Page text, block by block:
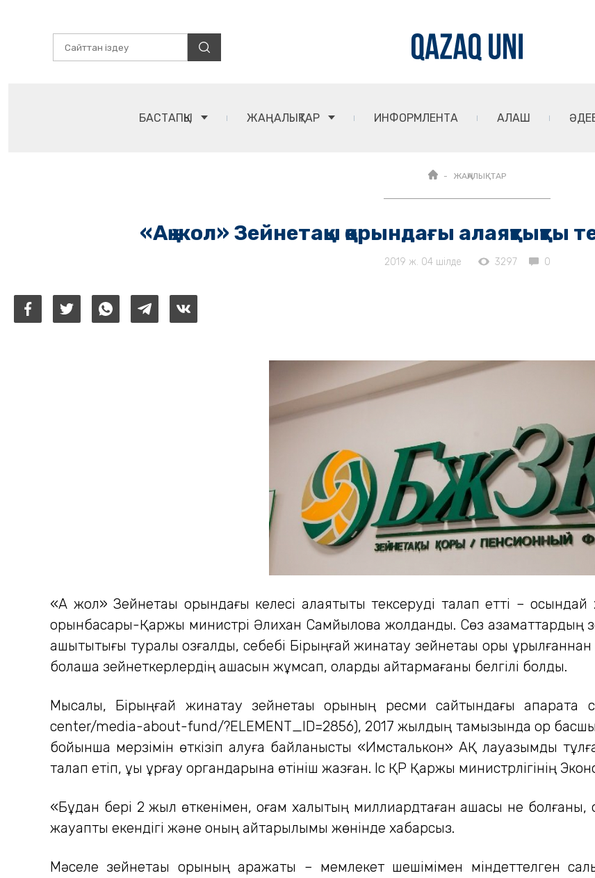
БАСТАПҚЫ ЖАҢАЛЫҚТАР ИНФОРМЛЕНТА АЛАШ
ЖАҢАЛЫҚТАР
«Ақ жол» Зейнетақы қорындағы алаяқтықты
2019 ж. 04 шілде 3297 0
«Ақ жол» Зейнетақы қорындағы келесі алаяқтықты тексеруді талап етті –
орынбасары-Қаржы министрі Әлихан Самйыловқа жолданды. Сөз азаматтардың
ашықтықтығы туралы қозғалды, себебі Бірыңғай жинақтау зейнетақы қоры
болашақ зейнеткерлердің ақшасын жұмсап, оларды қайтармағаны белгілі болды.
Мысалы, Бірыңғай жинақтау зейнетақы қорының ресми сайтындағы
center/media-about-fund/?ELEMENT_ID=2856), 2017 жылдың тамызында қор
бойынша мерзімін өткізіп алуға байланысты «Имсталькон» АҚ лауазымды
талап етіп, құқық құрғау органдарына өтініш жазған. Іс ҚР Қаржы министрлігінің
«Бұдан бері 2 жыл өткенімен, қоғам халықтың миллиардтаған ақшасы не
жауапты екендігі және оның қайтарылымы жөнінде хабарсыз.
Мәселе зейнетақы қорының қаражаты – мемлекет шешімімен міндеттелген